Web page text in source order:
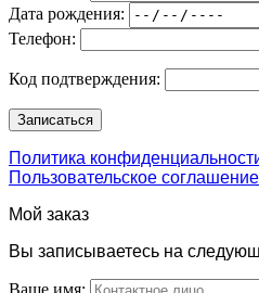
Дата рождения:
Телефон:
Код подтверждения:
Политика
Пользовательское соглашение
Мой заказ
Вы записываетесь на
Ваше имя: